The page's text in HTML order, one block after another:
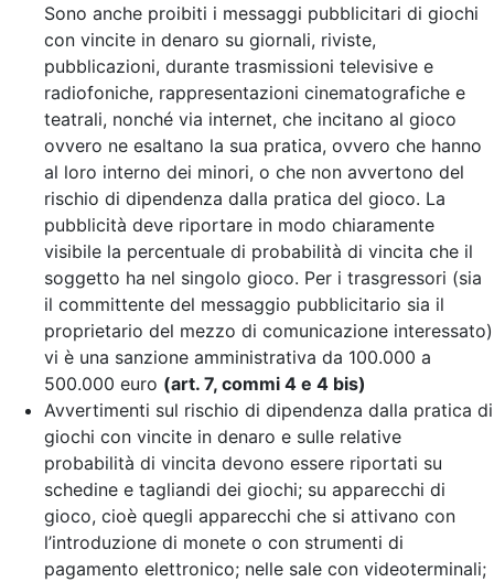
Sono anche proibiti i messaggi pubblicitari di giochi
con vincite in denaro su giornali, riviste,
pubblicazioni, durante trasmissioni televisive e
radiofoniche, rappresentazioni cinematografiche e
teatrali, nonché via internet, che incitano al gioco
ovvero ne esaltano la sua pratica, ovvero che hanno
al loro interno dei minori, o che non avvertono del
rischio di dipendenza dalla pratica del gioco. La
pubblicità deve riportare in modo chiaramente
visibile la percentuale di probabilità di vincita che il
soggetto ha nel singolo gioco. Per i trasgressori (sia
il committente del messaggio pubblicitario sia il
proprietario del mezzo di comunicazione interessato)
vi è una sanzione amministrativa da 100.000 a
500.000 euro (art. 7, commi 4 e 4 bis)
Avvertimenti sul rischio di dipendenza dalla pratica di
giochi con vincite in denaro e sulle relative
probabilità di vincita devono essere riportati su
schedine e tagliandi dei giochi; su apparecchi di
gioco, cioè quegli apparecchi che si attivano con
l’introduzione di monete o con strumenti di
pagamento elettronico; nelle sale con videoterminali;